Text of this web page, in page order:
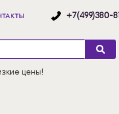
+7(499)380-
цены!